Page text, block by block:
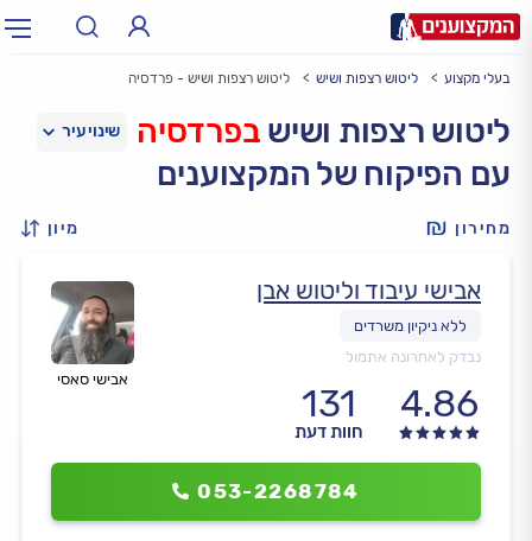
עירעיר: תל אביב, חיפה…
בעלי מקצוע ליטוש רצפות ושיש ליטוש רצפות ושיש - פרדסיה
ליטוש רצפות ושיש בפרדסיה
עם הפיקוח של המקצוענים
מחירון מיון
אבישי סאסי
אבישי עיבוד וליטוש אבן
נבדק לאחרונה אתמול
4.86
131
חוות דעת
053-2268784